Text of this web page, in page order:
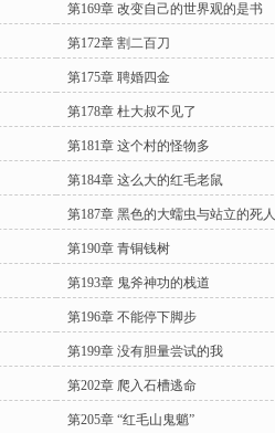
第169章 改变自己的世界观的是书
第172章 割二百刀
第175章 聘婚四金
第178章 杜大叔不见了
第181章 这个村的怪物多
第184章 这么大的红毛老鼠
第187章 黑色的大蠕虫与站立的死人
第190章 青铜钱树
第193章 鬼斧神功的栈道
第196章 不能停下脚步
第199章 没有胆量尝试的我
第202章 爬入石槽逃命
第205章 “红毛山鬼魈”